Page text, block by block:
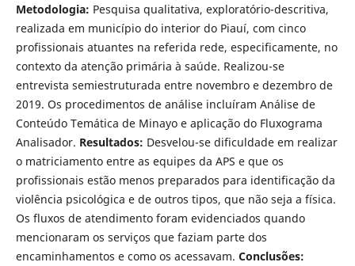
Metodologia: Pesquisa qualitativa, exploratório-descritiva,
realizada em município do interior do Piauí, com cinco
profissionais atuantes na referida rede, especificamente, no
contexto da atenção primária à saúde. Realizou-se
entrevista semiestruturada entre novembro e dezembro de
2019. Os procedimentos de análise incluíram Análise de
Conteúdo Temática de Minayo e aplicação do Fluxograma
Analisador. Resultados: Desvelou-se dificuldade em realizar
o matriciamento entre as equipes da APS e que os
profissionais estão menos preparados para identificação da
violência psicológica e de outros tipos, que não seja a física.
Os fluxos de atendimento foram evidenciados quando
mencionaram os serviços que faziam parte dos
encaminhamentos e como os acessavam. Conclusões: